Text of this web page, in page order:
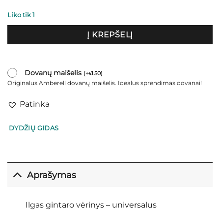
Liko tik 1
Į KREPŠELĮ
Dovanų maišelis (+€1.50)
Originalus Amberell dovanų maišelis. Idealus sprendimas dovanai!
Patinka
DYDŽIŲ GIDAS
Aprašymas
Ilgas gintaro vėrinys – universalus